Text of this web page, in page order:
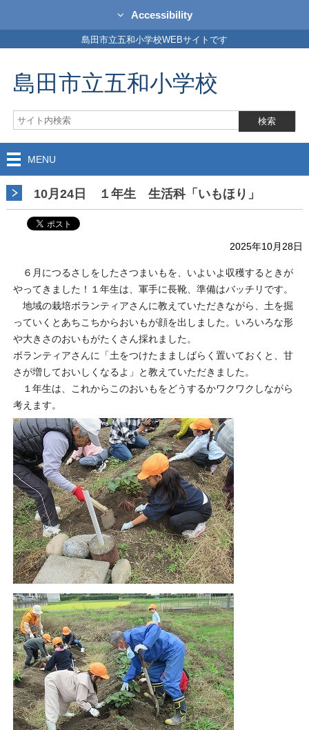
Accessibility
島田市立五和小学校WEBサイトです
島田市立五和小学校
MENU
10月24日 １年生 生活科「いもほり」
2025年10月28日
６月につるさしをしたさつまいもを、いよいよ収穫するときが
やってきました！１年生は、軍手に長靴、準備はバッチリです。
地域の栽培ボランティアさんに教えていただきながら、土を掘
っていくとあちこちからおいもが顔を出しました。いろいろな形
や大きさのおいもがたくさん採れました。
ボランティアさんに「土をつけたまましばらく置いておくと、甘
さが増しておいしくなるよ」と教えていただきました。
１年生は、これからこのおいもをどうするかワクワクしながら
考えます。